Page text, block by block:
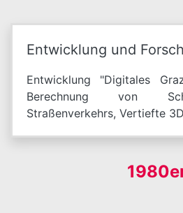
Entwicklung und
Entwicklung "Digitales
Berechnung von
Straßenverkehrs, Vertiefte